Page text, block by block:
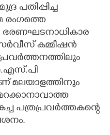
പതിപ്പിച്ച
രംഗത്തെ
കമ്മീഷൻ
മലയാളത്തിനും
പത്രപ്രവർത്തകന്റെ